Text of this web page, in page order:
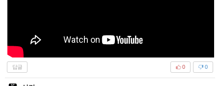
답글 0
0